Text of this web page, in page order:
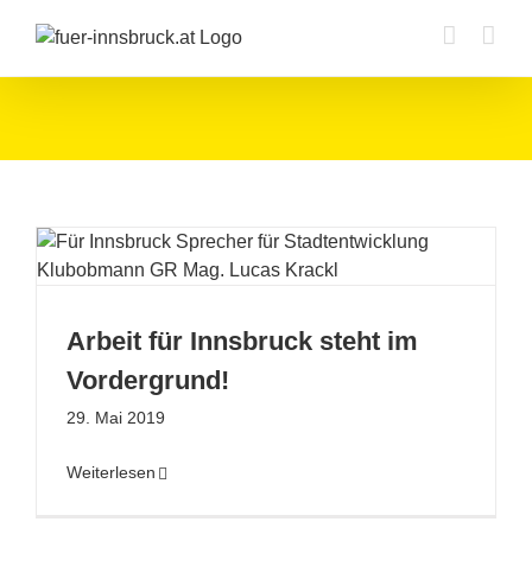
Inhalt
Arbeit für Innsbruck steht im
Vordergrund!
29. Mai 2019
Weiterlesen